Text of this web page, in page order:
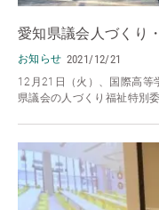
愛知県議会人づくり
お知らせ 2021/12/21
12月21日（火）、国際高等
県議会の人づくり福祉特別